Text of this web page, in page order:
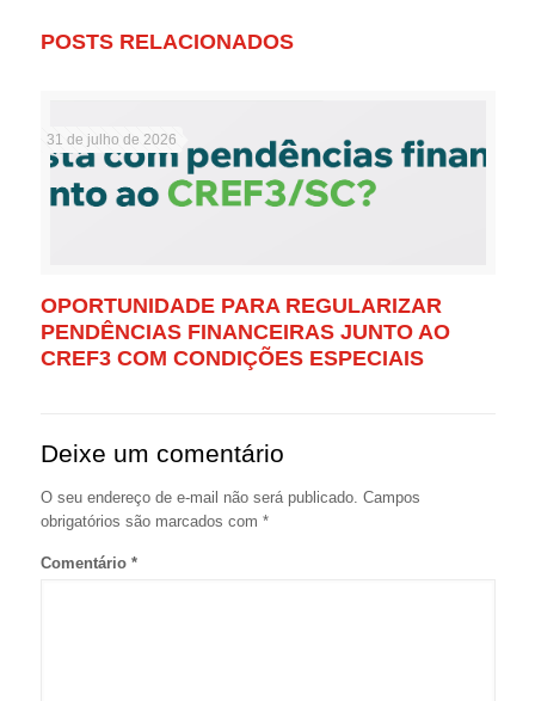
POSTS RELACIONADOS
31 de julho de 2026
OPORTUNIDADE PARA REGULARIZAR
PENDÊNCIAS FINANCEIRAS JUNTO AO
CREF3 COM CONDIÇÕES ESPECIAIS
Deixe um comentário
O seu endereço de e-mail não será publicado. Campos
obrigatórios são marcados com *
Comentário *